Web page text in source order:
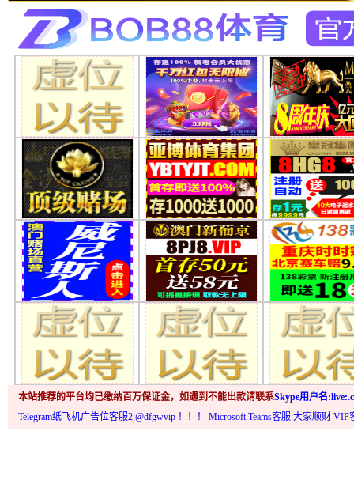
本站推荐的平台均已缴纳百万保证金，如遇到不能出款请联系Skype用户名
Telegram纸飞机广告位客服2:@dfgwvip ！！！ Microsoft Teams客服:大家顺财 VIP